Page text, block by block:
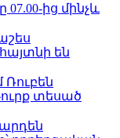
07.00-ից մինչև
են
տեսած